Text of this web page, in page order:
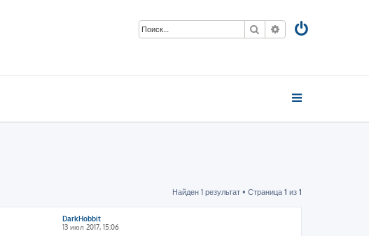
Поиск Расширенный
Найден 1 результат • Страница 1 из 1
DarkHobbit
13 июл 2017, 15:06